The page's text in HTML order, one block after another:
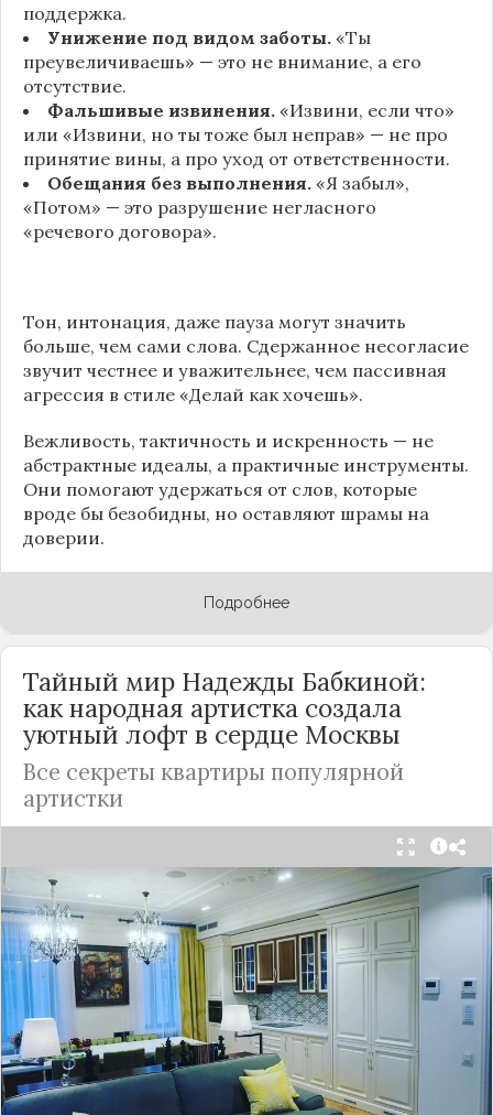
поддержка.
Унижение под видом заботы. «Ты
преувеличиваешь» — это не внимание, а его
отсутствие.
Фальшивые извинения. «Извини, если что»
или «Извини, но ты тоже был неправ» — не про
принятие вины, а про уход от ответственности.
Обещания без выполнения. «Я забыл»,
«Потом» — это разрушение негласного
«речевого договора».
Тон, интонация, даже пауза могут значить
больше, чем сами слова. Сдержанное несогласие
звучит честнее и уважительнее, чем пассивная
агрессия в стиле «Делай как хочешь».
Вежливость, тактичность и искренность — не
абстрактные идеалы, а практичные инструменты.
Они помогают удержаться от слов, которые
вроде бы безобидны, но оставляют шрамы на
доверии.
Подробнее
Тайный мир Надежды Бабкиной:
как народная артистка создала
уютный лофт в сердце Москвы
Все секреты квартиры популярной
артистки
Народная артисткаРоссииНадежда Бабкина,
известная своей любовью к традиционному
стилю и народной эстетике, удивила
поклонников, выбрав для своей новой
московской квартиры современный стиль лофт.
Это решение стало настоящим откровением,
демонстрирующим её умение сочетать классику
и актуальные тенденции. Подробности о
проекте раскрывает канал “DOMEO | РЕМОНТ
КВАРТИР | НЕДВИЖИМОСТЬ” 2.